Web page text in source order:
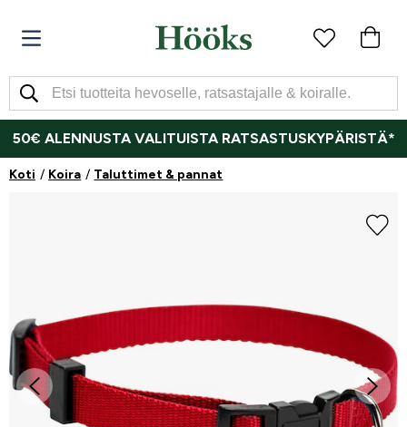
50€ ALENNUSTA VALITUISTA RATSASTUSKYPÄRISTÄ*
Koti Koira Taluttimet & pannat